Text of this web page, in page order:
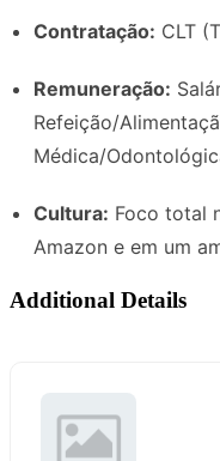
Contratação: CLT
Remuneração:
Refeição/
Médica/
Cultura: Foco total
Amazon e em um
Additional Details